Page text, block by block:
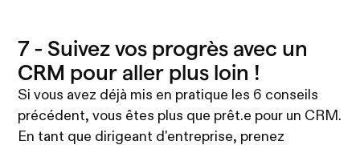
7 - Suivez vos progrès avec un
CRM pour aller plus loin !
Si vous avez déjà mis en pratique les 6 conseils
précédent, vous êtes plus que prêt.e pour un CRM.
En tant que dirigeant d'entreprise, prenez